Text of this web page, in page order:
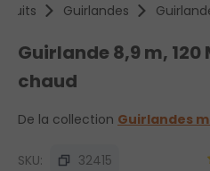
Guirlandes
Guirlande 8,9 m, 120
chaud
De la collection Guirlandes
SKU: 32415